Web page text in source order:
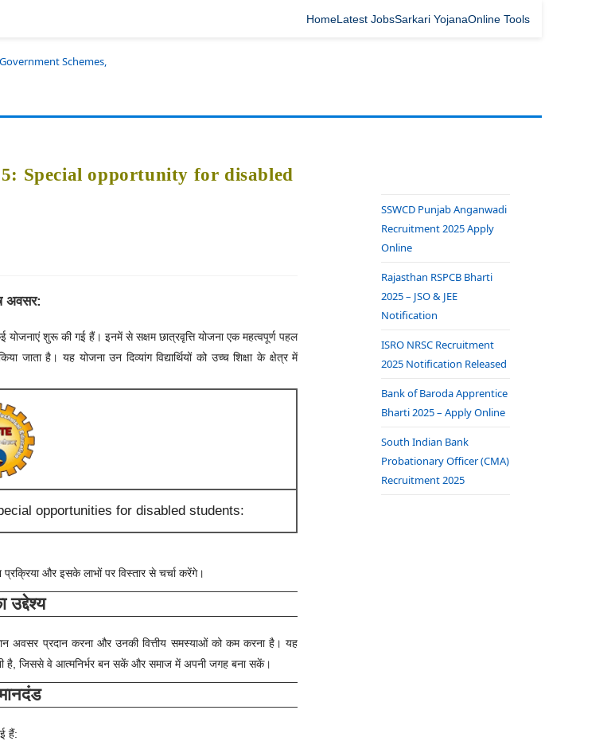
HomeLatest JobsSarkari YojanaOnline Tools
Schemes,
Special opportunity for disabled
अवसर:
योजनाएं शुरू की गई हैं। इनमें से सक्षम छात्रवृत्ति योजना एक महत्वपूर्ण पहल
है। यह योजना उन दिव्यांग विद्यार्थियों को उच्च शिक्षा के क्षेत्र में
opportunities for disabled students:
और इसके लाभों पर विस्तार से चर्चा करेंगे।
उद्देश्य
अवसर प्रदान करना और उनकी वित्तीय समस्याओं को कम करना है। यह
है, जिससे वे आत्मनिर्भर बन सकें और समाज में अपनी जगह बना सकें।
हैं:
SSWCD Punjab Anganwadi
Recruitment 2025 Apply
Online
Rajasthan RSPCB Bharti
2025 – JSO & JEE
Notification
ISRO NRSC Recruitment
2025 Notification Released
Bank of Baroda Apprentice
Bharti 2025 – Apply Online
South Indian Bank
Probationary Officer (CMA)
Recruitment 2025